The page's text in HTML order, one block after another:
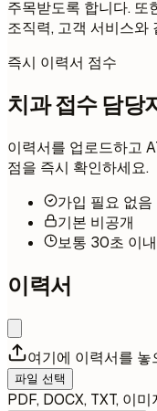
주목받도록 합니다. 또
조직력, 고객 서비스와
즉시 이력서 점수
치과 접수 담당
이력서를 업로드하고
점을 즉시 확인하세요.
가입 필요 없음
기본 비공개
보통 30초 이내
이력서
여기에 이력서를 놓
파일 선택
PDF, DOCX, TXT, 이